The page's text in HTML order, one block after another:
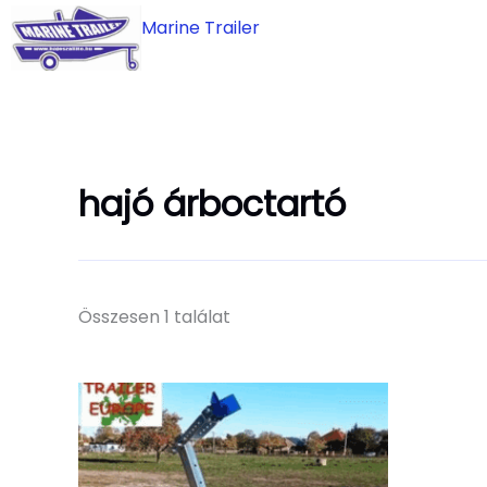
to
content
Marine Trailer
hajó árboctartó
Összesen 1 találat